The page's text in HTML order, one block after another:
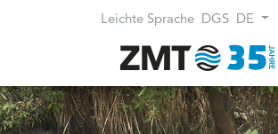
Leichte Sprache DGS DE